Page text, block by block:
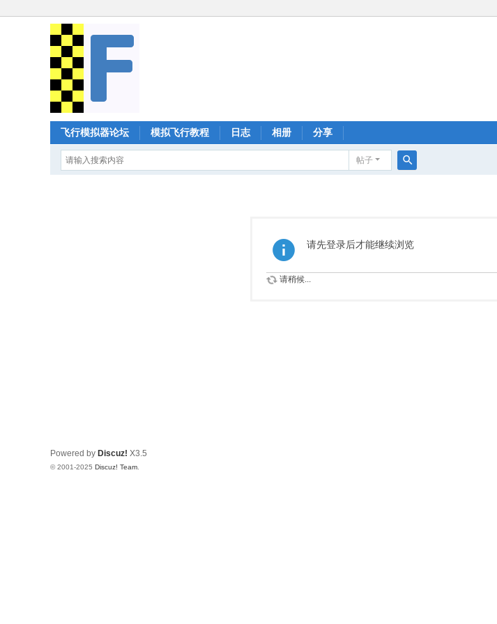
飞行模拟器论坛 模拟飞行教程 日志 相册 分享
帖子
请先登录后才能继续浏览
请稍候...
Powered by Discuz! X3.5
© 2001-2025 Discuz! Team